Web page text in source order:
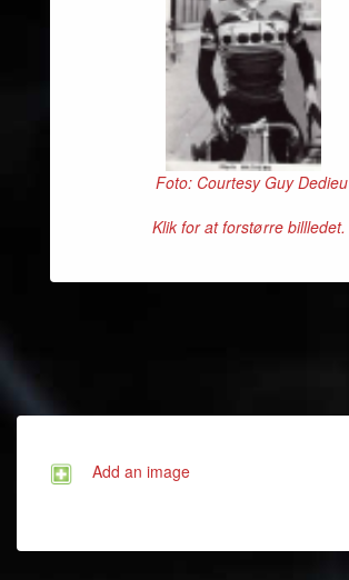
Foto: Courtesy Guy Dedieu
Klik for at forstørre billledet.
Add an image